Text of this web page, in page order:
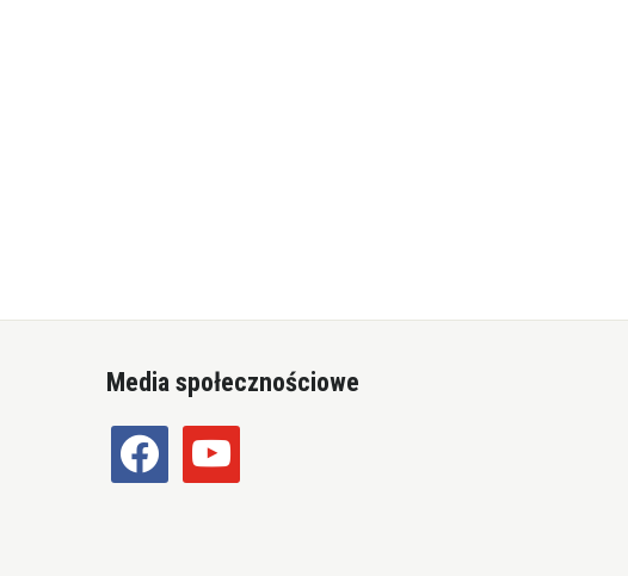
Media społecznościowe
facebook youtube